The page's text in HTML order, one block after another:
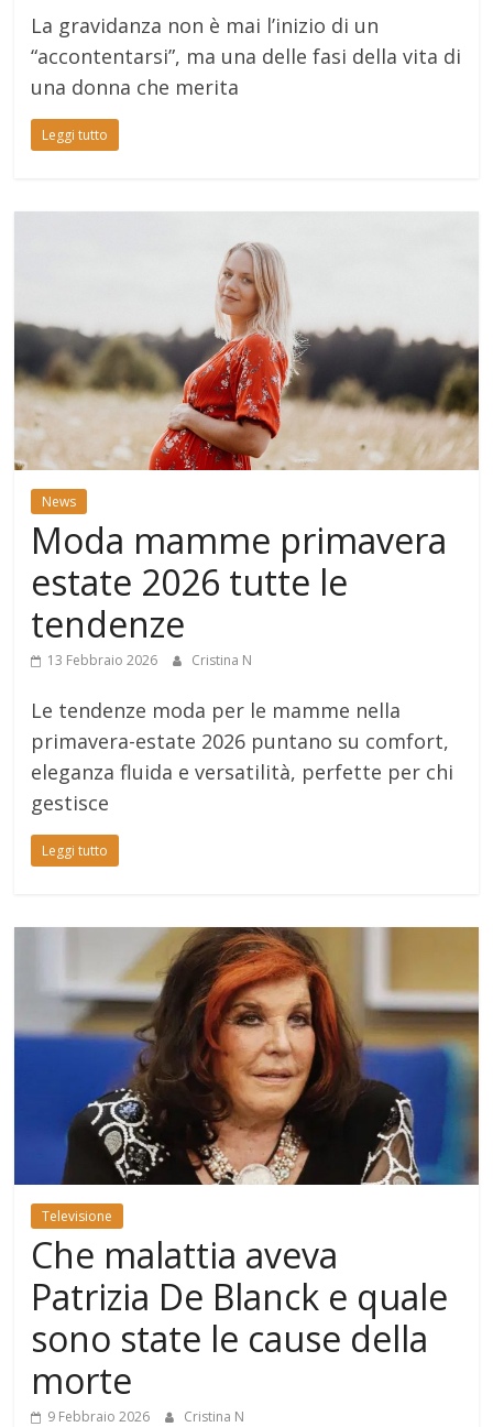
La gravidanza non è mai l’inizio di un
“accontentarsi”, ma una delle fasi della vita di
una donna che merita
Leggi tutto
News
Moda mamme primavera
estate 2026 tutte le
tendenze
13 Febbraio 2026 Cristina N
Le tendenze moda per le mamme nella
primavera-estate 2026 puntano su comfort,
eleganza fluida e versatilità, perfette per chi
gestisce
Leggi tutto
Televisione
Che malattia aveva
Patrizia De Blanck e quale
sono state le cause della
morte
9 Febbraio 2026 Cristina N